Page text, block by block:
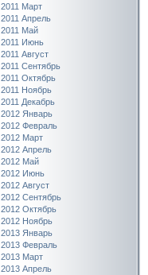
2011 Март
2011 Апрель
2011 Май
2011 Июнь
2011 Август
2011 Сентябрь
2011 Октябрь
2011 Ноябрь
2011 Декабрь
2012 Январь
2012 Февраль
2012 Март
2012 Апрель
2012 Май
2012 Июнь
2012 Август
2012 Сентябрь
2012 Октябрь
2012 Ноябрь
2013 Январь
2013 Февраль
2013 Март
2013 Апрель